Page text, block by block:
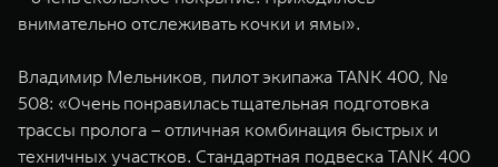
внимательно отслеживать кочки и ямы».
Владимир Мельников, пилот экипажа TANK 400, №
508: «Очень понравилась тщательная подготовка
трассы пролога – отличная комбинация быстрых и
техничных участков. Стандартная подвеска TANK 400